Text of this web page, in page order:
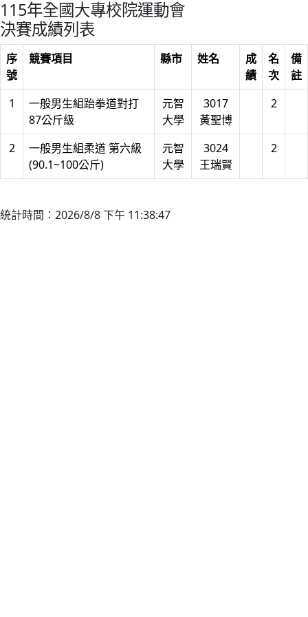
115年全國大專校院運動會
決賽成績列表
序
號
競賽項目 縣市 姓名
成
績
名
次
備
註
1
一般男生組跆拳道對打
87公斤級
元智
大學
3017
黃聖博
2
2
一般男生組柔道 第六級
(90.1~100公斤)
元智
大學
3024
王瑞賢
2
統計時間：2026/8/8 下午 11:38:47